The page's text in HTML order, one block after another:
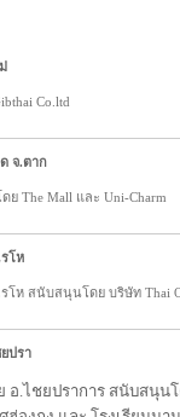
Co.ltd
จ.ตาก
The Mall และ Uni-Charm
โห
ห สนับสนุนโดย บริษัท Thai
ปรา
.ไชยปราการ สนับสนุนโ